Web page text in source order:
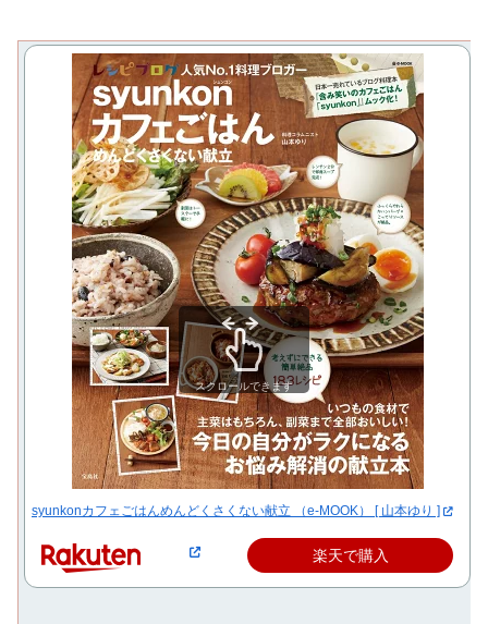
syunkonカフェごはんめんどくさくない献立 （e-MOOK） [ 山本ゆり ]
楽天で購入
スクロールできます